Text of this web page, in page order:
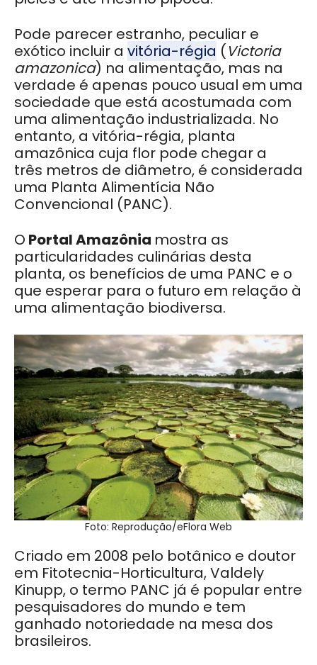
Pode parecer estranho, peculiar e
exótico incluir a vitória-régia (Victoria
amazonica) na alimentação, mas na
verdade é apenas pouco usual em uma
sociedade que está acostumada com
uma alimentação industrializada. No
entanto, a vitória-régia, planta
amazônica cuja flor pode chegar a
três metros de diâmetro, é considerada
uma Planta Alimentícia Não
Convencional (PANC).
O Portal Amazônia mostra as
particularidades culinárias desta
planta, os benefícios de uma PANC e o
que esperar para o futuro em relação à
uma alimentação biodiversa.
Foto: Reprodução/eFlora Web
Criado em 2008 pelo botânico e doutor
em Fitotecnia-Horticultura, Valdely
Kinupp, o termo PANC já é popular entre
pesquisadores do mundo e tem
ganhado notoriedade na mesa dos
brasileiros.